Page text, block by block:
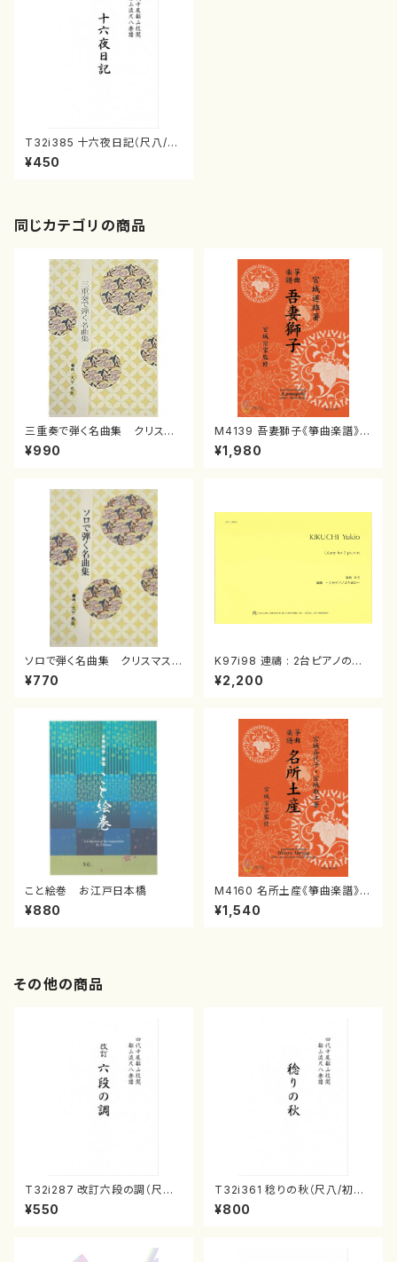
T32i385 十六夜日記（尺八/初
代 中村双葉/楽譜）都山流公刊
楽譜曲番:2090
¥450
同じカテゴリの商品
三重奏で弾く名曲集 クリスマ
スメドレー( 箏2/大平光美 編
曲/楽譜）
¥990
M4139 吾妻獅子《箏曲楽譜》
（箏/宮城道雄著・宮城宗家監修/
箏曲古典楽譜）
¥1,980
ソロで弾く名曲集 クリスマス・
イブ／恋人がサンタクロース(
箏独奏 /大平光美 編曲/楽
¥770
K97i98 連禱 : 2台ピアノのた
めの（2 Pianos / 菊池 幸夫 /
楽譜）
¥2,200
こと絵巻 お江戸日本橋
¥880
M4160 名所土産《箏曲楽譜》
（箏/宮城喜代子・宮城数江著・
宮城宗家監修/箏曲古典楽譜）
¥1,540
その他の商品
T32i287 改訂六段の調（尺八/
八橋検校/楽譜）都山no:1142
¥550
T32i361 稔りの秋（尺八/初代
山川園松/楽譜） 都山流公刊楽
譜曲番:2066
¥800